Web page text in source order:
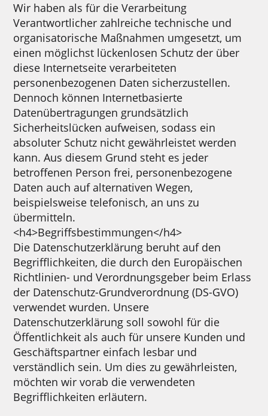
Wir haben als für die Verarbeitung
Verantwortlicher zahlreiche technische und
organisatorische Maßnahmen umgesetzt, um
einen möglichst lückenlosen Schutz der über
diese Internetseite verarbeiteten
personenbezogenen Daten sicherzustellen.
Dennoch können Internetbasierte
Datenübertragungen grundsätzlich
Sicherheitslücken aufweisen, sodass ein
absoluter Schutz nicht gewährleistet werden
kann. Aus diesem Grund steht es jeder
betroffenen Person frei, personenbezogene
Daten auch auf alternativen Wegen,
beispielsweise telefonisch, an uns zu
übermitteln.
<h4>Begriffsbestimmungen</h4>
Die Datenschutzerklärung beruht auf den
Begrifflichkeiten, die durch den Europäischen
Richtlinien- und Verordnungsgeber beim Erlass
der Datenschutz-Grundverordnung (DS-GVO)
verwendet wurden. Unsere
Datenschutzerklärung soll sowohl für die
Öffentlichkeit als auch für unsere Kunden und
Geschäftspartner einfach lesbar und
verständlich sein. Um dies zu gewährleisten,
möchten wir vorab die verwendeten
Begrifflichkeiten erläutern.